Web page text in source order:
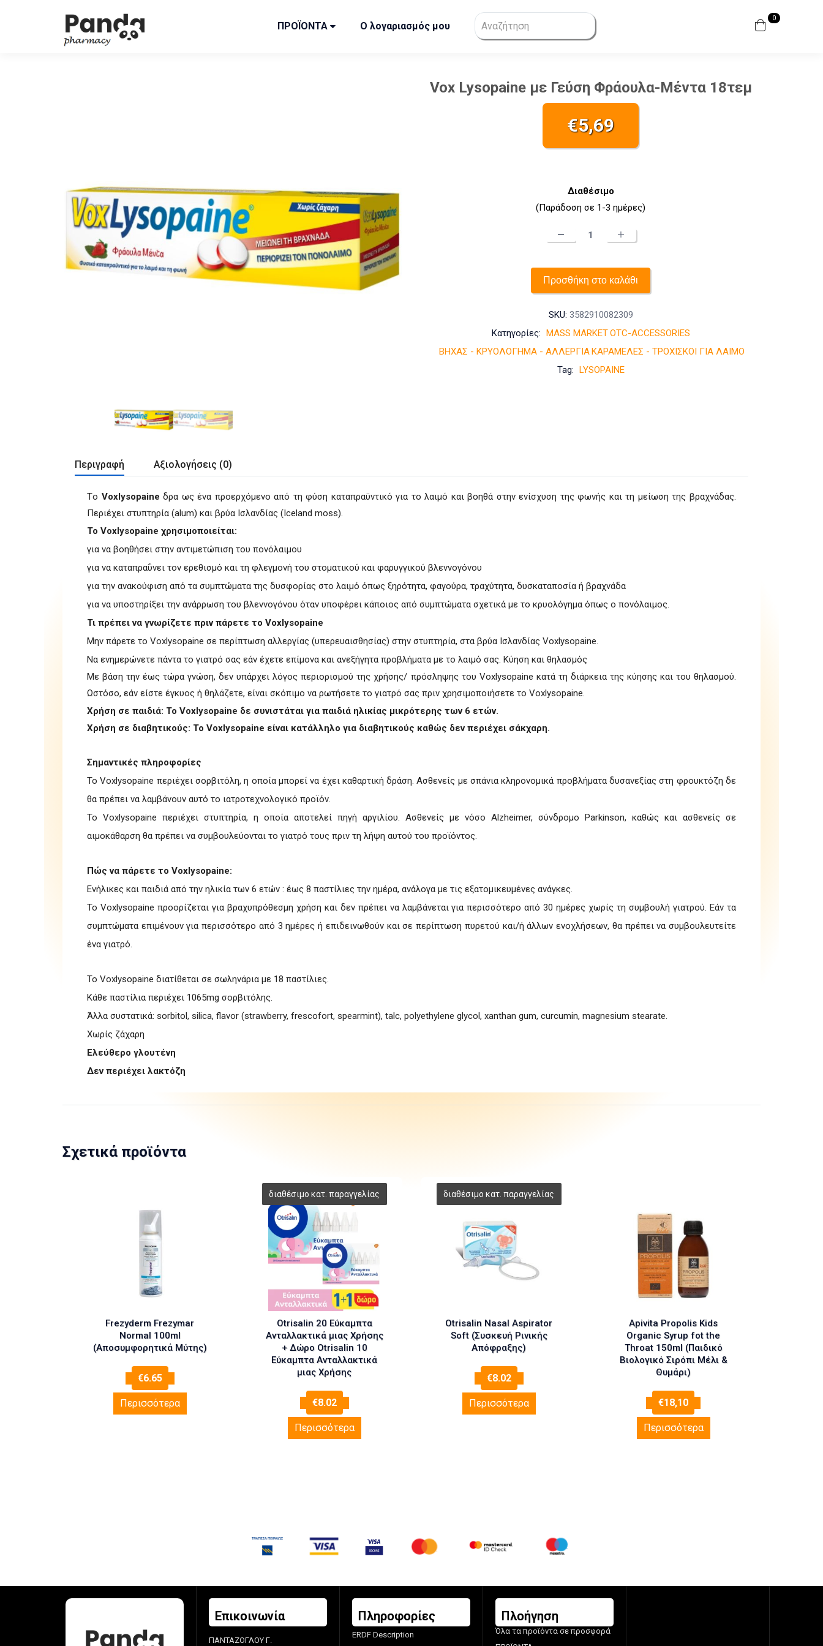
ΠΡΟΪΟΝΤΑ Ο λογαριασμός μου
0
Vox Lysopaine με Γεύση Φράουλα-Μέντα 18τεμ
€5,69
Διαθέσιμο
(Παράδοση σε 1-3 ημέρες)
Lysopaine
Γεύση
Φράουλα-
Μέντα
Προσθήκη στο καλάθι
SKU: 3582910082309
Κατηγορίες: MASS MARKETOTC-ACCESSORIES
ΒΗΧΑΣ - ΚΡΥΟΛΟΓΗΜΑ - ΑΛΛΕΡΓΙΑΚΑΡΑΜΕΛΕΣ - ΤΡΟΧΙΣΚΟΙ ΓΙΑ ΛΑΙΜΟ
Tag: LYSOPAINE
Περιγραφή Αξιολογήσεις (0)
Τo Voxlysopaine δρα ως ένα προερχόμενο από τη φύση καταπραϋντικό για το λαιμό και βοηθά στην ενίσχυση της φωνής και τη μείωση της βραχνάδας.
Περιέχει στυπτηρία (alum) και βρύα Ισλανδίας (Iceland moss).
To Voxlysopaine χρησιμοποιείται:
για να βοηθήσει στην αντιμετώπιση του πονόλαιμου
για να καταπραΰνει τον ερεθισμό και τη φλεγμονή του στοματικού και φαρυγγικού βλεννογόνου
για την ανακούφιση από τα συμπτώματα της δυσφορίας στο λαιμό όπως ξηρότητα, φαγούρα, τραχύτητα, δυσκαταποσία ή βραχνάδα
για να υποστηρίξει την ανάρρωση του βλεννογόνου όταν υποφέρει κάποιος από συμπτώματα σχετικά με το κρυολόγημα όπως ο πονόλαιμος.
Τι πρέπει να γνωρίζετε πριν πάρετε το Voxlysopaine
Μην πάρετε το Voxlysopaine σε περίπτωση αλλεργίας (υπερευαισθησίας) στην στυπτηρία, στα βρύα Ισλανδίας Voxlysopaine.
Να ενημερώνετε πάντα το γιατρό σας εάν έχετε επίμονα και ανεξήγητα προβλήματα με το λαιμό σας. Κύηση και θηλασμός
Με βάση την έως τώρα γνώση, δεν υπάρχει λόγος περιορισμού της χρήσης/ πρόσληψης του Voxlysopaine κατά τη διάρκεια της κύησης και του θηλασμού.
Ωστόσο, εάν είστε έγκυος ή θηλάζετε, είναι σκόπιμο να ρωτήσετε το γιατρό σας πριν χρησιμοποιήσετε το Voxlysopaine.
Χρήση σε παιδιά: To Voxlysopaine δε συνιστάται για παιδιά ηλικίας μικρότερης των 6 ετών.
Χρήση σε διαβητικούς: To Voxlysopaine είναι κατάλληλο για διαβητικούς καθώς δεν περιέχει σάκχαρη.
Σημαντικές πληροφορίες
To Voxlysopaine περιέχει σορβιτόλη, η οποία μπορεί να έχει καθαρτική δράση. Ασθενείς με σπάνια κληρονομικά προβλήματα δυσανεξίας στη φρουκτόζη δε
θα πρέπει να λαμβάνουν αυτό το ιατροτεχνολογικό προϊόν.
To Voxlysopaine περιέχει στυπτηρία, η οποία αποτελεί πηγή αργιλίου. Ασθενείς με νόσο Alzheimer, σύνδρομο Parkinson, καθώς και ασθενείς σε
αιμοκάθαρση θα πρέπει να συμβουλεύονται το γιατρό τους πριν τη λήψη αυτού του προϊόντος.
Πώς να πάρετε το Voxlysopaine:
Ενήλικες και παιδιά από την ηλικία των 6 ετών : έως 8 παστίλιες την ημέρα, ανάλογα με τις εξατομικευμένες ανάγκες.
To Voxlysopaine προορίζεται για βραχυπρόθεσμη χρήση και δεν πρέπει να λαμβάνεται για περισσότερο από 30 ημέρες χωρίς τη συμβουλή γιατρού. Εάν τα
συμπτώματα επιμένουν για περισσότερο από 3 ημέρες ή επιδεινωθούν και σε περίπτωση πυρετού και/ή άλλων ενοχλήσεων, θα πρέπει να συμβουλευτείτε
ένα γιατρό.
To Voxlysopaine διατίθεται σε σωληνάρια με 18 παστίλιες.
Κάθε παστίλια περιέχει 1065mg σορβιτόλης.
Άλλα συστατικά: sorbitol, silica, flavor (strawberry, frescofort, spearmint), talc, polyethylene glycol, xanthan gum, curcumin, magnesium stearate.
Χωρίς ζάχαρη
Ελεύθερο γλουτένη
Δεν περιέχει λακτόζη
Σχετικά προϊόντα
Frezyderm Frezymar
Normal 100ml
(Αποσυμφορητικά Μύτης)
€6.65
Περισσότερα
Otrisalin 20 Εύκαμπτα
Ανταλλακτικά μιας Χρήσης
+ Δώρο Otrisalin 10
Εύκαμπτα Ανταλλακτικά
μιας Χρήσης
€8.02
Περισσότερα
Otrisalin Nasal Aspirator
Soft (Συσκευή Ρινικής
Απόφραξης)
€8.02
Περισσότερα
Apivita Propolis Kids
Organic Syrup fot the
Throat 150ml (Παιδικό
Βιολογικό Σιρόπι Μέλι &
Θυμάρι)
€18,10
Περισσότερα
Επικοινωνία
ΠΑΝΤΑΖΟΓΛΟΥ Γ.
Πληροφορίες
ERDF Description
Πλοήγηση
Όλα τα προϊόντα σε προσφορά